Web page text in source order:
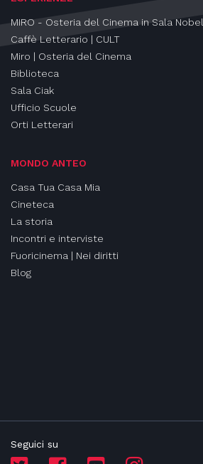
MIRO - Osteria del Cinema in Sala Nobel
Caffè Letterario | CULT
Miro | Osteria del Cinema
Biblioteca
Sala Ciak
Ufficio Scuole
Orti Letterari
MONDO ANTEO
Casa Tua Casa Mia
Cineteca
La storia
Incontri e interviste
Fuoricinema | Nei diritti
Blog
Seguici su